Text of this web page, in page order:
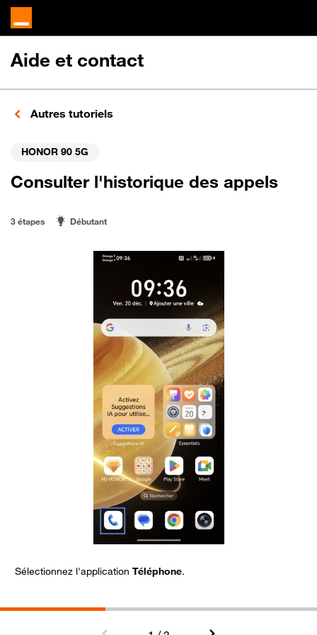
Aide et contact
Autres tutoriels
HONOR 90 5G
Consulter l'historique des appels
3 étapes Débutant
Sélectionnez l'application Téléphone.